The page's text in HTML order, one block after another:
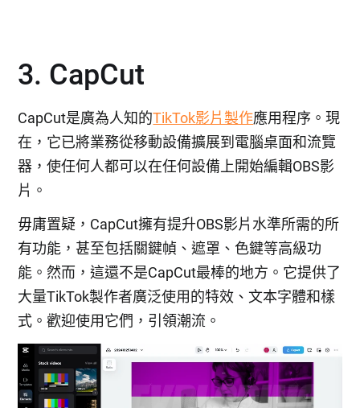
3. CapCut
CapCut是廣為人知的TikTok影片製作應用程序。現
在，它已將業務從移動設備擴展到電腦桌面和流覽
器，使任何人都可以在任何設備上開始編輯OBS影
片。
毋庸置疑，CapCut擁有提升OBS影片水準所需的所
有功能，甚至包括關鍵幀、遮罩、色鍵等高級功
能。然而，這還不是CapCut最棒的地方。它提供了
大量TikTok製作者廣泛使用的特效、文本字體和樣
式。歡迎使用它們，引領潮流。